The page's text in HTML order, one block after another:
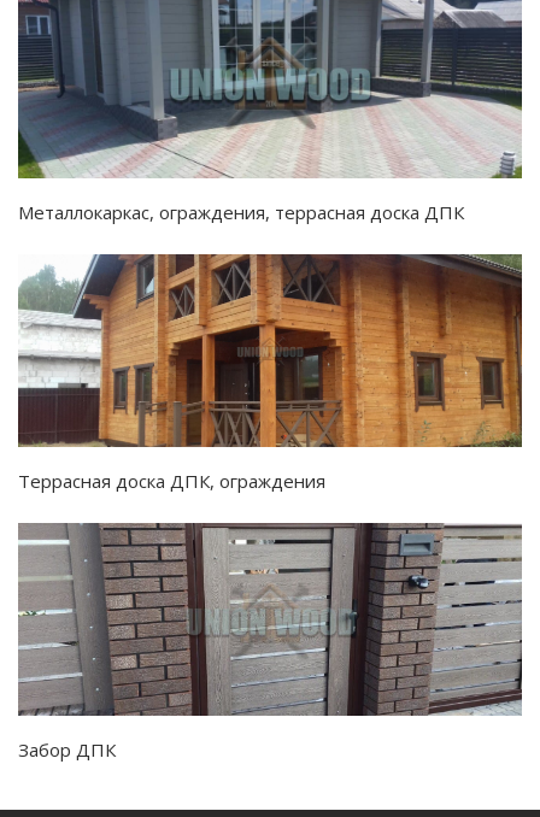
Металлокаркас, ограждения, террасная доска ДПК
Террасная доска ДПК, ограждения
Забор ДПК